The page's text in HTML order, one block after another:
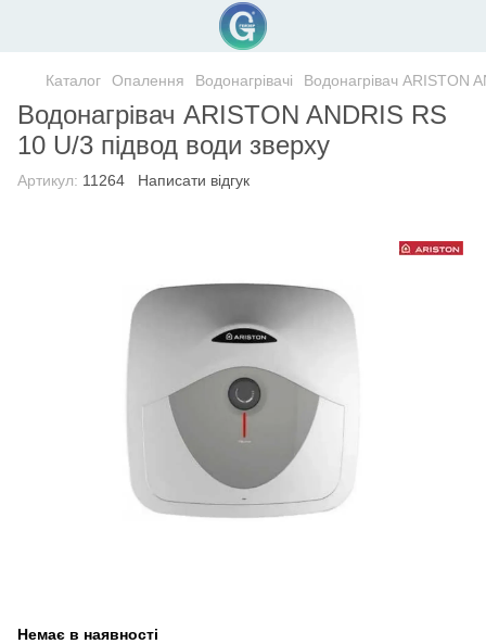
Каталог Опалення Водонагрівачі Водонагрівач ARISTON
Водонагрівач ARISTON ANDRIS RS
10 U/3 підвод води зверху
Артикул: 11264 Написати відгук
Немає в наявності